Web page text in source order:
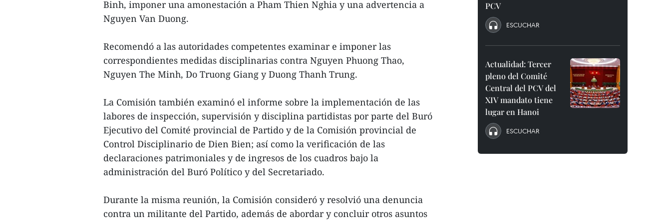
Binh, imponer una amonestación a Pham Thien Nghia y una advertencia a
Nguyen Van Duong.
Recomendó a las autoridades competentes examinar e imponer las
correspondientes medidas disciplinarias contra Nguyen Phuong Thao,
Nguyen The Minh, Do Truong Giang y Duong Thanh Trung.
La Comisión también examinó el informe sobre la implementación de las
labores de inspección, supervisión y disciplina partidistas por parte del Buró
Ejecutivo del Comité provincial de Partido y de la Comisión provincial de
Control Disciplinario de Dien Bien; así como la verificación de las
declaraciones patrimoniales y de ingresos de los cuadros bajo la
administración del Buró Político y del Secretariado.
Durante la misma reunión, la Comisión consideró y resolvió una denuncia
contra un militante del Partido, además de abordar y concluir otros asuntos
PCV
ESCUCHAR
Actualidad: Tercer
pleno del Comité
Central del PCV del
XIV mandato tiene
lugar en Hanoi
ESCUCHAR